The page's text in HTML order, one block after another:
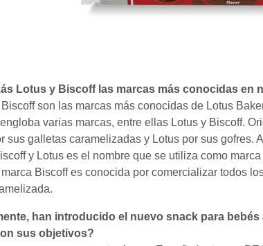
Lotus y Biscoff las marcas más conocidas en
son las marcas más conocidas de Lotus
varias marcas, entre ellas Lotus y Biscoff.
sus galletas caramelizadas y Lotus por sus gofres.
y Lotus es el nombre que se utiliza como
Biscoff es conocida por comercializar todos
han introducido el nuevo snack para
sus objetivos?